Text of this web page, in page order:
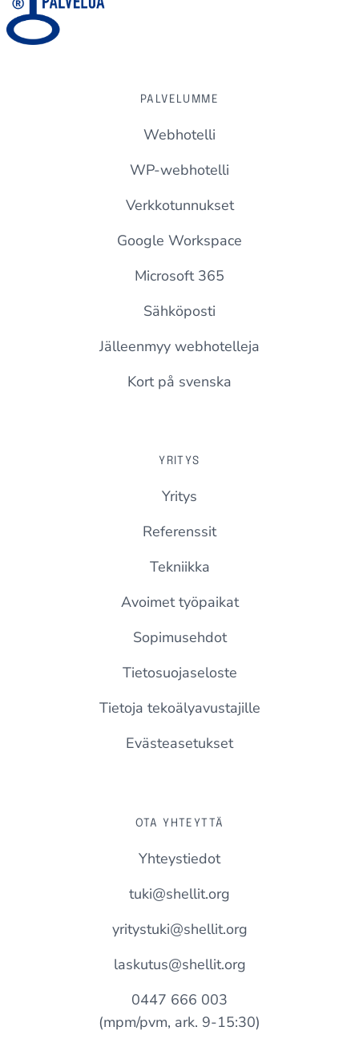
PALVELUMME
Webhotelli
WP-webhotelli
Verkkotunnukset
Google Workspace
Microsoft 365
Sähköposti
Jälleenmyy webhotelleja
Kort på svenska
YRITYS
Yritys
Referenssit
Tekniikka
Avoimet työpaikat
Sopimusehdot
Tietosuojaseloste
Tietoja tekoälyavustajille
Evästeasetukset
OTA YHTEYTTÄ
Yhteystiedot
tuki@shellit.org
yritystuki@shellit.org
laskutus@shellit.org
0447 666 003
(mpm/pvm, ark. 9-15:30)